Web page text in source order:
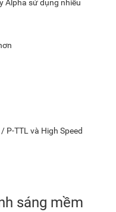
Alpha sử dụng nhiều
P-TTL và High Speed
sáng mềm